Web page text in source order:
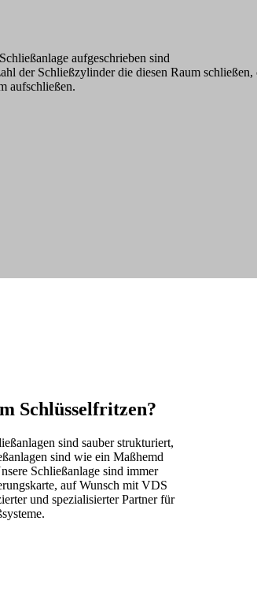
aufgeschrieben sind
der Schließzylinder die diesen Raum
aufschließen.
Schlüsselfritzen?
sind sauber strukturiert,
sind wie ein Maßhemd
Schließanlage sind immer
auf Wunsch mit VDS
und spezialisierter Partner für